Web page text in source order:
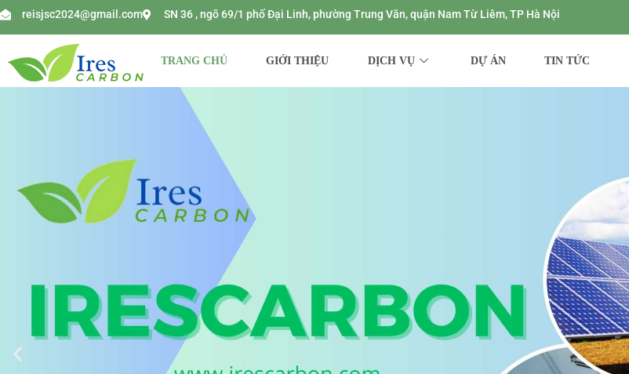
reisjsc2024@gmail.com SN 36 , ngõ 69/1 phố Đại Linh, phường Trung Văn, quận Nam Từ Liêm, TP Hà Nội
TRANG CHỦ GIỚI THIỆU DỊCH VỤ DỰ ÁN TIN TỨC